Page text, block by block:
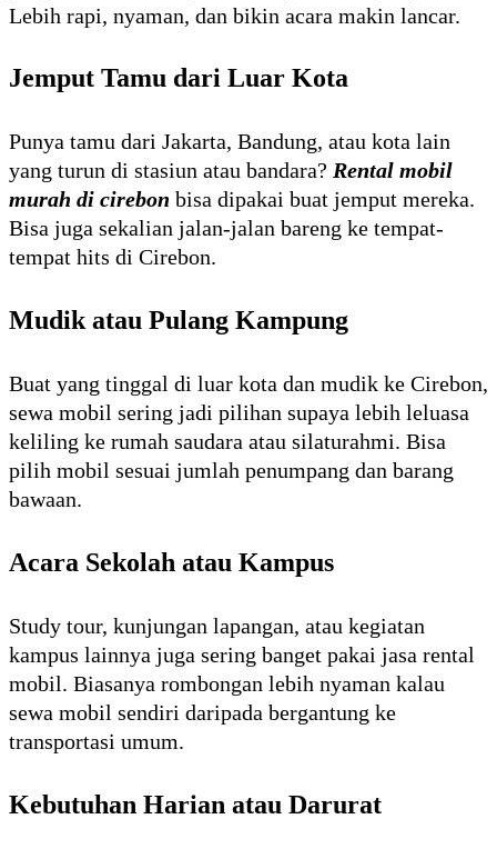
Lebih rapi, nyaman, dan bikin acara makin lancar.
Jemput Tamu dari Luar Kota
Punya tamu dari Jakarta, Bandung, atau kota lain
yang turun di stasiun atau bandara? Rental mobil
murah di cirebon bisa dipakai buat jemput mereka.
Bisa juga sekalian jalan-jalan bareng ke tempat-
tempat hits di Cirebon.
Mudik atau Pulang Kampung
Buat yang tinggal di luar kota dan mudik ke Cirebon,
sewa mobil sering jadi pilihan supaya lebih leluasa
keliling ke rumah saudara atau silaturahmi. Bisa
pilih mobil sesuai jumlah penumpang dan barang
bawaan.
Acara Sekolah atau Kampus
Study tour, kunjungan lapangan, atau kegiatan
kampus lainnya juga sering banget pakai jasa rental
mobil. Biasanya rombongan lebih nyaman kalau
sewa mobil sendiri daripada bergantung ke
transportasi umum.
Kebutuhan Harian atau Darurat